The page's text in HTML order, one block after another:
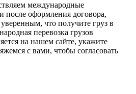
международные
после оформления договора,
что получите груз в
перевозка грузов
на нашем сайте, укажите
с вами, чтобы согласовать